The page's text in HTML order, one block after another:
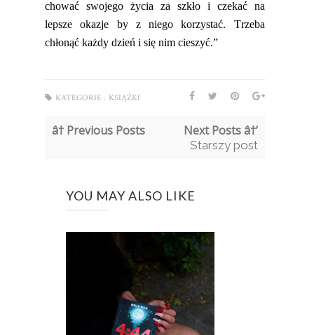
chować swojego życia za szkło i czekać na
lepsze okazje by z niego korzystać. Trzeba
chłonąć każdy dzień i się nim cieszyć.”
KATEGORIE : KSIĄŻKI
â† Previous Posts Next Posts â†’
Starszy post
YOU MAY ALSO LIKE